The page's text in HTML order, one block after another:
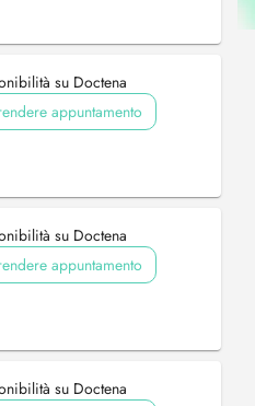
su Doctena
appuntamento
su Doctena
appuntamento
su Doctena